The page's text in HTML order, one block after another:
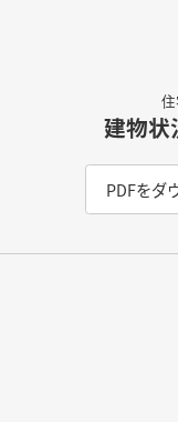
建物状
PDFをダ